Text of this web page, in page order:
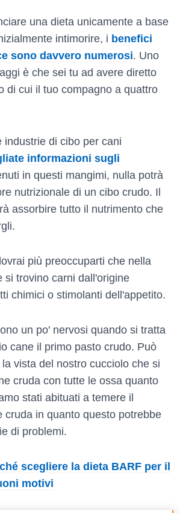
una dieta unicamente a base
intimorire, i benefici
sono davvero numerosi. Uno
è che sei tu ad avere diretto
di cui il tuo compagno a quattro
industrie di cibo per cani
informazioni sugli
in questi mangimi, nulla potrà
nutrizionale di un cibo crudo. Il
assorbire tutto il nutrimento che
più preoccuparti che nella
si trovino carni dall'origine
chimici o stimolanti dell'appetito.
un po' nervosi quando si tratta
cane il primo pasto crudo. Può
vista del nostro cucciolo che si
cruda con tutte le ossa quanto
stati abituati a temere il
cruda in quanto questo potrebbe
di problemi.
scegliere la dieta BARF per il
motivi